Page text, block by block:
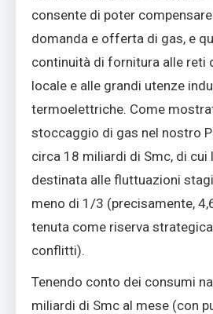
consente di poter
domanda e offerta di gas, e
continuità di fornitura alle reti
locale e alle grandi utenze
termoelettriche. Come
stoccaggio di gas nel nostro
circa 18 miliardi di Smc, di cui
destinata alle fluttuazioni
meno di 1/3 (precisamente,
tenuta come riserva
conflitti).
Tenendo conto dei consumi
miliardi di Smc al mese (con